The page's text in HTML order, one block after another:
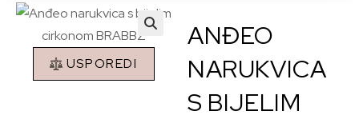
🔍
USPOREDI
ANĐEO
NARUKVICA
S BIJELIM